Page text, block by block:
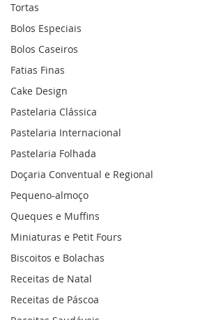
Tortas
Bolos Especiais
Bolos Caseiros
Fatias Finas
Cake Design
Pastelaria Clássica
Pastelaria Internacional
Pastelaria Folhada
Doçaria Conventual e Regional
Pequeno-almoço
Queques e Muffins
Miniaturas e Petit Fours
Biscoitos e Bolachas
Receitas de Natal
Receitas de Páscoa